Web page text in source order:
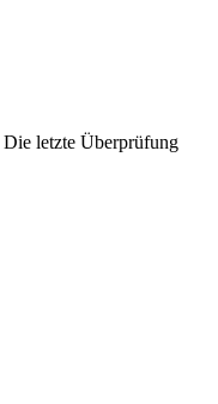
Die letzte Überprüfung